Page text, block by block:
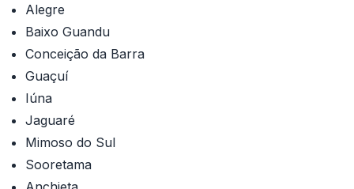
Alegre
Baixo Guandu
Conceição da Barra
Guaçuí
Iúna
Jaguaré
Mimoso do Sul
Sooretama